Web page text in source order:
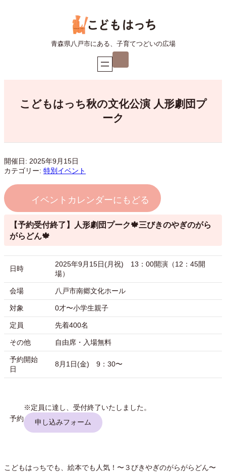
青森県八戸市にある、子育てつどいの広場
ア
コ
ン
こどもはっち秋の文化公演 人形劇団プ
ーク
開催日: 2025年9月15日
カテゴリー: 特別イベント
イベントカレンダーにもどる
【予約受付終了】人形劇団プーク🍁三びきのやぎのがら
がらどん🍁
日時
2025年9月15日(月祝) 13：00開演（12：45開
場）
会場 八戸市南郷文化ホール
対象 0才〜小学生親子
定員 先着400名
その他 自由席・入場無料
予約開始
日
8月1日(金) 9：30〜
予約
※定員に達し、受付終了いたしました。
申し込みフォーム
こどもはっちでも、絵本でも人気！〜３びきやぎのがらがらどん〜